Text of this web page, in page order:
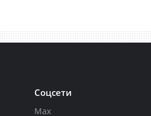
Соцсети
Max